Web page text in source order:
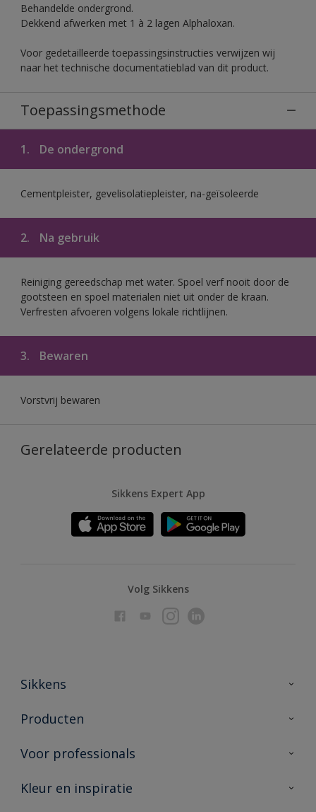
Behandelde ondergrond.
Dekkend afwerken met 1 à 2 lagen Alphaloxan.
Voor gedetailleerde toepassingsinstructies verwijzen wij
naar het technische documentatieblad van dit product.
Toepassingsmethode
1. De ondergrond
Cementpleister, gevelisolatiepleister, na-geïsoleerde
2. Na gebruik
Reiniging gereedschap met water. Spoel verf nooit door de
gootsteen en spoel materialen niet uit onder de kraan.
Verfresten afvoeren volgens lokale richtlijnen.
3. Bewaren
Vorstvrij bewaren
Gerelateerde producten
Sikkens Expert App
Volg Sikkens
Sikkens
Over Sikkens
Duurzaamheid
Producten
Producten voor binnen
Vind je verkooppunt
Voor professionals
Advies & service
Kleur en inspiratie